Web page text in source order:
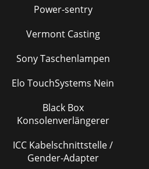
Power-sentry
Vermont Casting
Sony Taschenlampen
Elo TouchSystems Nein
Black Box
Konsolenverlängerer
ICC Kabelschnittstelle /
Gender-Adapter